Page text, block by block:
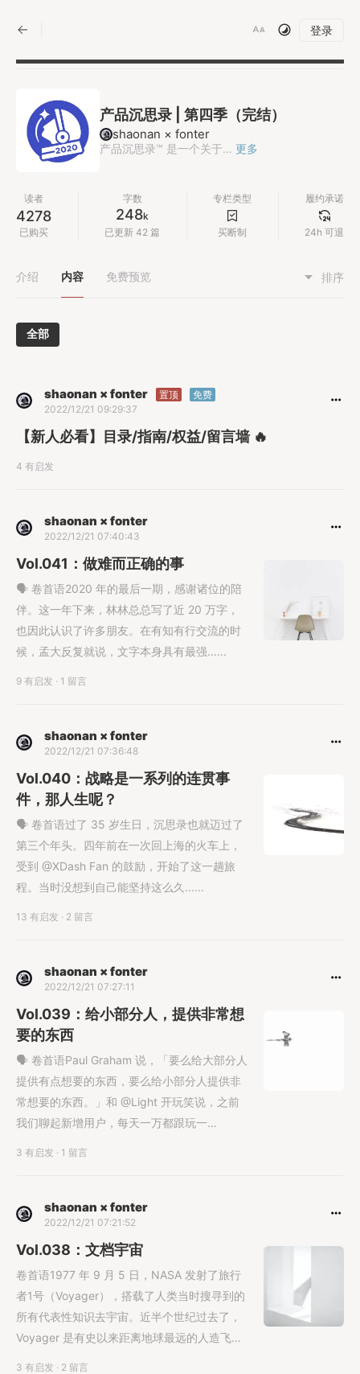
登录
产品沉思录 | 第四季（完结）
shaonan × fonter
产品沉思录™ 是一个关于... 更多
读者
4278
已购买
字数
248k
已更新 42 篇
专栏类型
买断制
履约承诺
24h 可退
介绍 内容 免费预览 排序
全部
shaonan × fonter 置顶
免费
2022/12/21 09:29:37
【新人必看】目录/指南/权益/留言墙 🔥
4 有启发
shaonan × fonter
2022/12/21 07:40:43
Vol.041：做难而正确的事
🗣️ 卷首语2020 年的最后一期，感谢诸位的陪
伴。这一年下来，林林总总写了近 20 万字，
也因此认识了许多朋友。在有知有行交流的时
候，孟大反复就说，文字本身具有最强......
9 有启发 · 1 留言
shaonan × fonter
2022/12/21 07:36:48
Vol.040：战略是一系列的连贯事
件，那人生呢？
🗣 卷首语过了 35 岁生日，沉思录也就迈过了
第三个年头。四年前在一次回上海的火车上，
受到 @XDash Fan 的鼓励，开始了这一趟旅
程。当时没想到自己能坚持这么久......
13 有启发 · 2 留言
shaonan × fonter
2022/12/21 07:27:11
Vol.039：给小部分人，提供非常想
要的东西
🗣 卷首语Paul Graham 说，「要么给大部分人
提供有点想要的东西，要么给小部分人提供非
常想要的东西。」和 @Light 开玩笑说，之前
我们聊起新增用户，每天一万都跟玩一
3 有启发 · 1 留言
shaonan × fonter
2022/12/21 07:21:52
Vol.038：文档宇宙
卷首语1977 年 9 月 5 日，NASA 发射了旅行
者1号（Voyager），搭载了人类当时搜寻到的
所有代表性知识去宇宙。近半个世纪过去了，
Voyager 是有史以来距离地球最远的人造飞行
3 有启发 · 2 留言